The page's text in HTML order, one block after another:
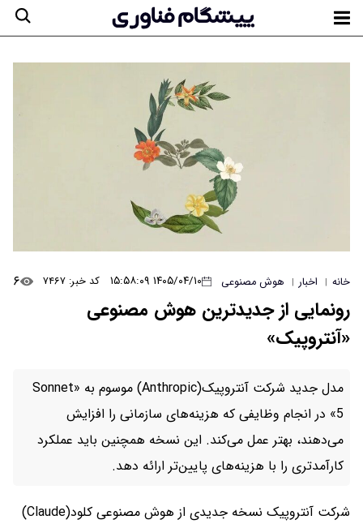
خانه | اخبار | هوش مصنوعی ۱۴۰۵/۰۴/۱۰ ۱۵:۵۸:۰۹ کد خبر: ۷۴۶۷ ۶
رونمایی از جدیدترین هوش مصنوعی
«آنتروپیک»
مدل جدید شرکت آنتروپیک(Anthropic) موسوم به «Sonnet
5» در انجام وظایفی که هزینه‌های سازمانی را افزایش
می‌دهند، بهتر عمل می‌کند. این نسخه همچنین باید عملکرد
کارآمدتری را با هزینه‌های پایین‌تر ارائه دهد.
شرکت آنتروپیک نسخه جدیدی از هوش مصنوعی کلود(Claude)